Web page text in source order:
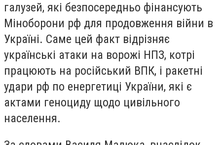
галузей, які безпосередньо фінансують
Міноборони рф для продовження війни в
Україні. Саме цей факт відрізняє
українські атаки на ворожі НПЗ, котрі
працюють на російський ВПК, і ракетні
удари рф по енергетиці України, які є
актами геноциду щодо цивільного
населення.